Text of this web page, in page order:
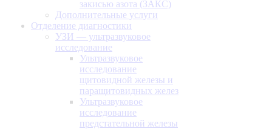
закисью азота (ЗАКС)
Дополнительные услуги
Отделение диагностики
УЗИ — ультразвуковое
исследование
Ультразвуковое
исследование
щитовидной железы и
паращитовидных желез
Ультразвуковое
исследование
предстательной железы